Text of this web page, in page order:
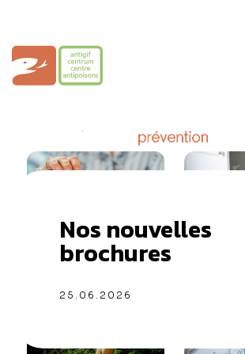
Centre Antipoisons
Nos nouvelles
brochures
25.06.2026